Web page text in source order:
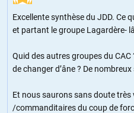
Excellente synthèse du JDD. Ce
et partant le groupe Lagardère-
Quid des autres groupes du
de changer d’âne ? De
Et nous saurons sans doute très
/commanditaires du coup de